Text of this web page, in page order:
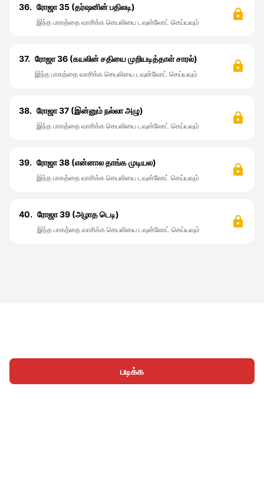
படிக்க
36. ரோஜா 35 (தர்ஷனின் பதிலடி)
இந்த பாகத்தை வாசிக்க செயலியை டவுன்லோட் செய்யவும்
37. ரோஜா 36 (கயலின் சதியை முறியடித்தாள் சாரல்)
இந்த பாகத்தை வாசிக்க செயலியை டவுன்லோட் செய்யவும்
38. ரோஜா 37 (இன்னும் நல்லா அழு)
இந்த பாகத்தை வாசிக்க செயலியை டவுன்லோட் செய்யவும்
39. ரோஜா 38 (என்னால தாங்க முடியல)
இந்த பாகத்தை வாசிக்க செயலியை டவுன்லோட் செய்யவும்
40. ரோஜா 39 (அழாத டெடி)
இந்த பாகத்தை வாசிக்க செயலியை டவுன்லோட் செய்யவும்
முகப்பு வகைகள் எழுத கட்டுரைகள் உள்நுழைக